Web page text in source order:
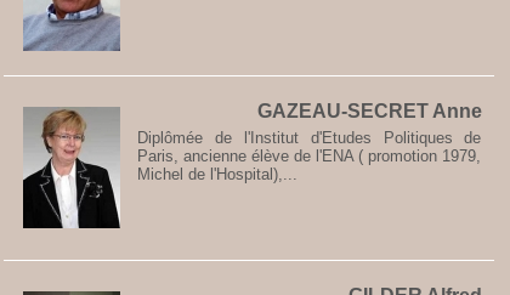
GAZEAU-SECRET Anne
Diplômée de l'Institut d'Etudes Politiques de
Paris, ancienne élève de l'ENA ( promotion 1979,
Michel de l'Hospital),...